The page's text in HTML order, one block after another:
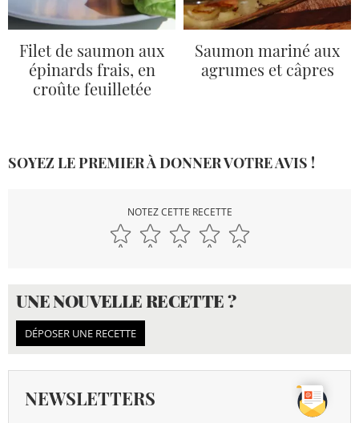
Filet de saumon aux
épinards frais, en
croûte feuilletée
Saumon mariné aux
agrumes et câpres
SOYEZ LE PREMIER À DONNER VOTRE AVIS !
NOTEZ CETTE RECETTE
UNE NOUVELLE RECETTE ?
DÉPOSER UNE RECETTE
NEWSLETTERS